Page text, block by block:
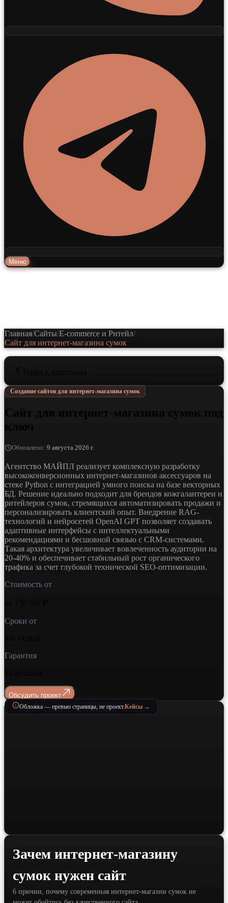
Меню
Главная/Сайты/E-commerce и Ритейл/
Сайт для интернет-магазина сумок
Создание сайтов для интернет-магазина сумок
Сайт для интернет-магазина сумок под
ключ
Обновлено: 9 августа 2026 г.
Агентство МАЙПЛ реализует комплексную разработку
высококонверсионных интернет-магазинов аксессуаров на
стеке Python с интеграцией умного поиска на базе векторных
БД. Решение идеально подходит для брендов кожгалантереи и
ритейлеров сумок, стремящихся автоматизировать продажи и
персонализировать клиентский опыт. Внедрение RAG-
технологий и нейросетей OpenAI GPT позволяет создавать
адаптивные интерфейсы с интеллектуальными
рекомендациями и бесшовной связью с CRM-системами.
Такая архитектура увеличивает вовлеченность аудитории на
20-40% и обеспечивает стабильный рост органического
трафика за счет глубокой технической SEO-оптимизации.
Стоимость от
Сроки от
Гарантия
Обсудить проект
Обложка — превью страницы, не проект.Кейсы →
Зачем интернет-магазину
сумок нужен сайт
6 причин, почему современная интернет-магазин сумок не